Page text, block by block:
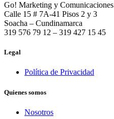
Go! Marketing y Comunicaciones
Calle 15 # 7A-41 Pisos 2 y 3
Soacha – Cundinamarca
319 576 79 12 – 319 427 15 45
Legal
Política de Privacidad
Quienes somos
Nosotros